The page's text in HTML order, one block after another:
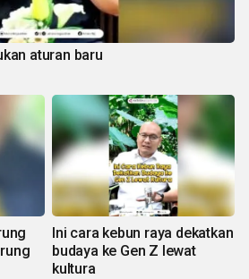
aturan baru
Ini cara kebun raya dekatkan
budaya ke Gen Z lewat
kultura